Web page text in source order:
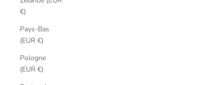
€)
Pays-Bas
(EUR €)
Pologne
(EUR €)